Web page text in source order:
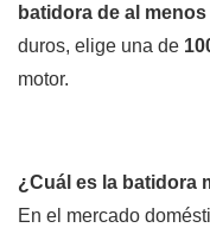
batidora de al menos
duros, elige una de
motor.
¿Cuál es la batidora
En el mercado